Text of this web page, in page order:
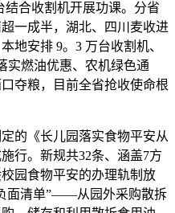
结合收割机开展功课。分省
一成半，湖北、四川麦收进
地安排 9。3 万台收割机、
实燃油优惠、农机绿色通
夺粮，目前全省抢收使命根
《长儿园落实食物平安从
行。新规共32条、涵盖7方
园食物平安的办理轨制放
面清单”——从园外采购散拆